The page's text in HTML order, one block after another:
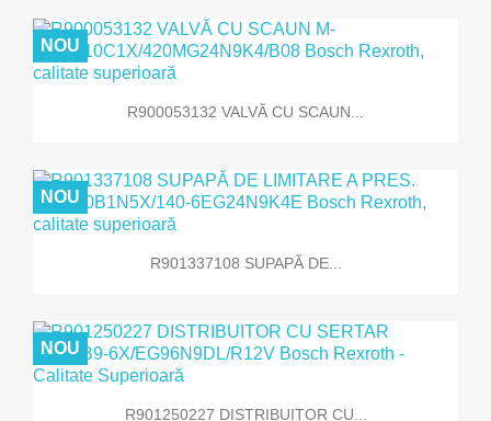
R900053132 VALVĂ CU SCAUN...
NOU
R901337108 SUPAPĂ DE...
NOU
R901250227 DISTRIBUITOR CU...
NOU